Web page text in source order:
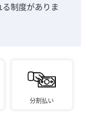
制度がありま
分割払い